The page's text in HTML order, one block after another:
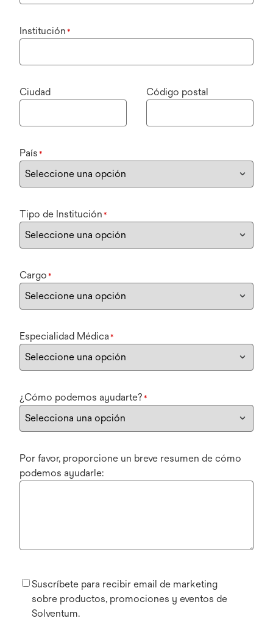
Institución *
Ciudad Código postal
País *
Tipo de Institución *
Cargo *
Especialidad Médica *
¿Cómo podemos ayudarte? *
Por favor, proporcione un breve resumen de cómo
podemos ayudarle:
Suscríbete para recibir email de marketing
sobre productos, promociones y eventos de
Solventum.